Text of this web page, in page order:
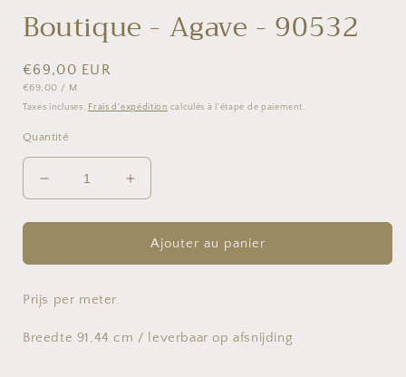
Boutique - Agave - 90532
Prix
habituel
€69,00 EUR
PRIX
€69,00 / PAR
M
Taxes incluses. Frais d'expédition calculés à l'étape de paiement.
Quantité
Réduire
la
quantité
Boutique
Agave
90532
Augmenter
la
quantité
Boutique
90532
Ajouter au panier
Prijs per meter.
Breedte 91,44 cm / leverbaar op afsnijding